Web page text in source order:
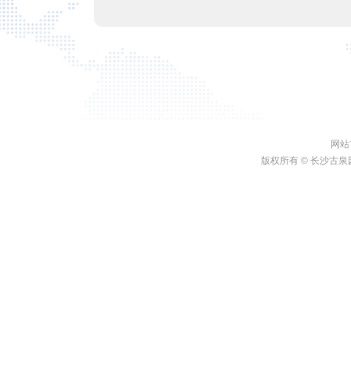
网
版权所有 © 长沙古泉